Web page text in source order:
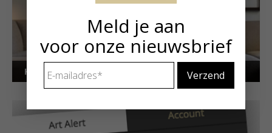
Kunstuitleen voor particulieren
Meld je aan
voor onze nieuwsbrief
mailadres *